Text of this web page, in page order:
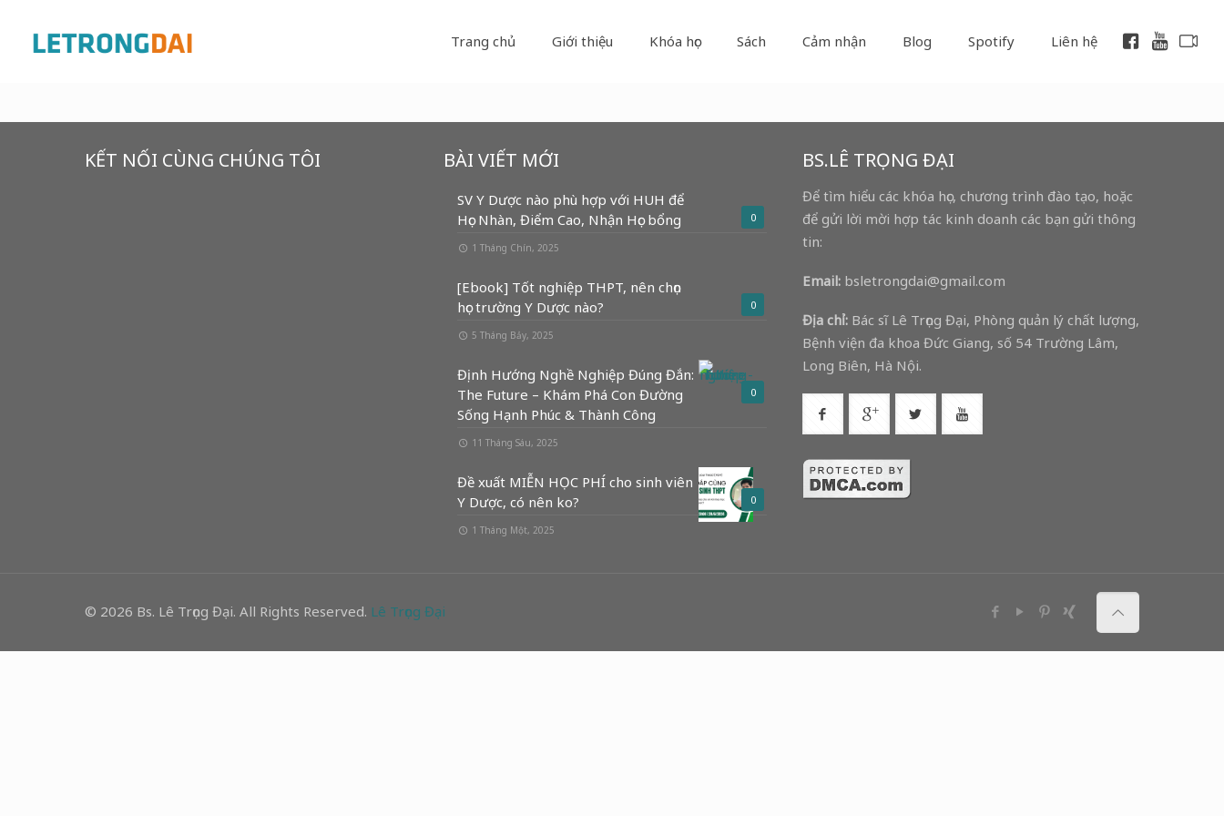
Trang chủ Giới thiệu Khóa học Sách Cảm nhận Blog Spotify Liên hệ
KẾT NỐI CÙNG CHÚNG TÔI BÀI VIẾT MỚI
0
SV Y Dược nào phù hợp với HUH để
Học Nhàn, Điểm Cao, Nhận Học bổng
1 Tháng Chín, 2025
0
[Ebook] Tốt nghiệp THPT, nên chọn
học trường Y Dược nào?
5 Tháng Bảy, 2025
0
Định Hướng Nghề Nghiệp Đúng Đắn:
The Future – Khám Phá Con Đường
Sống Hạnh Phúc & Thành Công
11 Tháng Sáu, 2025
0
Đề xuất MIỄN HỌC PHÍ cho sinh viên
Y Dược, có nên ko?
1 Tháng Một, 2025
BS.LÊ TRỌNG ĐẠI
Để tìm hiểu các khóa học, chương trình đào tạo, hoặc
để gửi lời mời hợp tác kinh doanh các bạn gửi thông
tin:
Email:bsletrongdai@gmail.com
Địa chỉ: Bác sĩ Lê Trọng Đại, Phòng quản lý chất lượng,
Bệnh viện đa khoa Đức Giang, số 54 Trường Lâm,
Long Biên, Hà Nội.
© 2026 Bs. Lê Trọng Đại. All Rights Reserved. Lê Trọng Đại